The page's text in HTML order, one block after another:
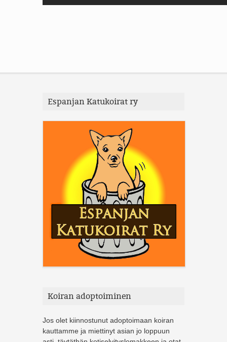
Espanjan Katukoirat ry
Koiran adoptoiminen
Jos olet kiinnostunut adoptoimaan koiran
kauttamme ja miettinyt asian jo loppuun